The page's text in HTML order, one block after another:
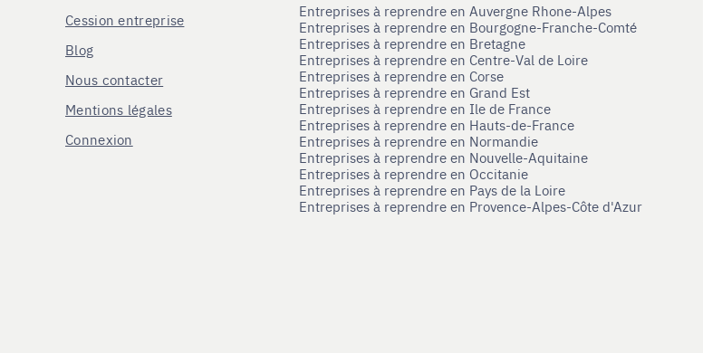
Cession entreprise
Blog
Nous contacter
Mentions légales
Connexion
Entreprises à reprendre en Auvergne Rhone-Alpes
Entreprises à reprendre en Bourgogne-Franche-Comté
Entreprises à reprendre en Bretagne
Entreprises à reprendre en Centre-Val de Loire
Entreprises à reprendre en Corse
Entreprises à reprendre en Grand Est
Entreprises à reprendre en Ile de France
Entreprises à reprendre en Hauts-de-France
Entreprises à reprendre en Normandie
Entreprises à reprendre en Nouvelle-Aquitaine
Entreprises à reprendre en Occitanie
Entreprises à reprendre en Pays de la Loire
Entreprises à reprendre en Provence-Alpes-Côte d'Azur